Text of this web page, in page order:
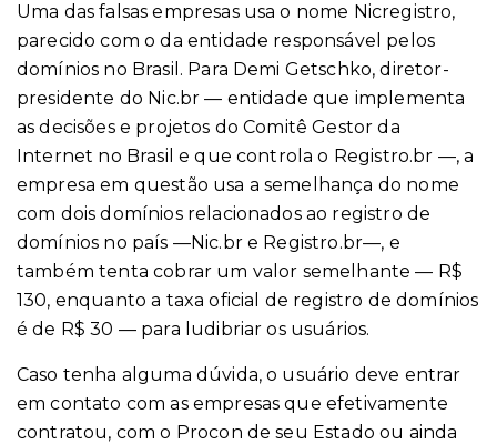
Uma das falsas empresas usa o nome Nicregistro,
parecido com o da entidade responsável pelos
domínios no Brasil. Para Demi Getschko, diretor-
presidente do Nic.br — entidade que implementa
as decisões e projetos do Comitê Gestor da
Internet no Brasil e que controla o Registro.br —, a
empresa em questão usa a semelhança do nome
com dois domínios relacionados ao registro de
domínios no país —Nic.br e Registro.br—, e
também tenta cobrar um valor semelhante — R$
130, enquanto a taxa oficial de registro de domínios
é de R$ 30 — para ludibriar os usuários.
Caso tenha alguma dúvida, o usuário deve entrar
em contato com as empresas que efetivamente
contratou, com o Procon de seu Estado ou ainda